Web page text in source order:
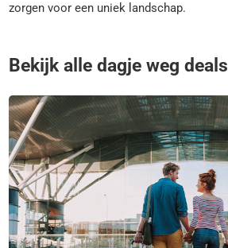
zorgen voor een uniek landschap.
Bekijk alle dagje weg deals